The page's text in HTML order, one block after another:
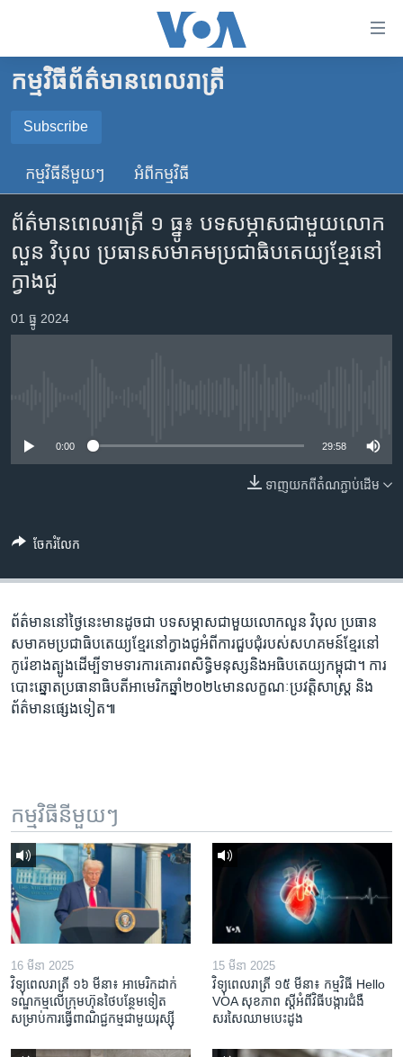
គេហទំព័រ​
ទាក់ទង
រំលង​
ទំព័រ​
ព័ត៌មាន​​
ម្តង
រំលង​
និង​
រំលង​
កាន់​
ស្វែង​
កម្ពុជា
អន្តរជាតិ
ចិន
ហេឡូវីអូអេ
កម្ពុជាច្នៃប្រតិដ្ឋ
ព្រឹត្តិការណ៍ព័ត៌មាន
ទូរទស្សន៍ / វីដេអូ​
កម្មវិធី​ព័ត៌មាន​ពេលរាត្រី
Subscribe
SUBSCRIBE
YouTube Music
Spotify
កម្មវិធី​នីមួយៗ អំពី​កម្មវិធី​
ព័ត៌មាន​ពេល​រាត្រី ១ ធ្នូ៖ បទសម្ភាសជាមួយលោក​
លួន វិបុល​ ប្រធាន​សមាគម​ប្រជាធិបតេយ្យ​ខ្មែរ​នៅ​
ក្វាងជូ
01 ធ្នូ 2024
0:00 29:58
ទាញ​យក​ពី​តំណភ្ជាប់​ដើម
ចែករំលែក
ព័ត៌មាន​នៅ​ថ្ងៃនេះ​មាន​ដូចជា បទសម្ភាសជាមួយលោក​លួន វិបុល​ ប្រធាន​
សមាគម​ប្រជាធិបតេយ្យ​ខ្មែរ​នៅ​ក្វាងជូ​អំពីការ​ជួបជុំ​របស់សហគមន៍​ខ្មែរ​នៅ​
កូរ៉េខាងត្បូងដើម្បីទាមទារ​ការគោរព​សិទ្ធិ​មនុស្ស​និង​អធិបតេយ្យ​កម្ពុជា។ ការ​
បោះឆ្នោត​ប្រធានាធិបតី​អាមេរិក​ឆ្នាំ​២០២៤​មាន​លក្ខណៈ​ប្រវត្តិសាស្ត្រ និង​
ព័ត៌មាន​ផ្សេងទៀត៕
កម្មវិធី​នីមួយៗ
16 មីនា 2025
វិទ្យុពេលរាត្រី ១៦ មីនា៖ អាមេរិក​ដាក់​
ទណ្ឌកម្ម​លើ​ក្រុមហ៊ុន​ថៃ​បន្ថែម​ទៀត​
សម្រាប់​ការ​ធ្វើ​ពាណិជ្ជកម្ម​ជាមួយ​រុស្ស៊ី
15 មីនា 2025
វិទ្យុពេលរាត្រី ១៥ មីនា៖ កម្មវិធី ​Hello
VOA សុខភាព ស្ដី​អំពី​វិធី​បង្ការ​ជំងឺ​
សរសៃ​ឈាម​បេះដូង